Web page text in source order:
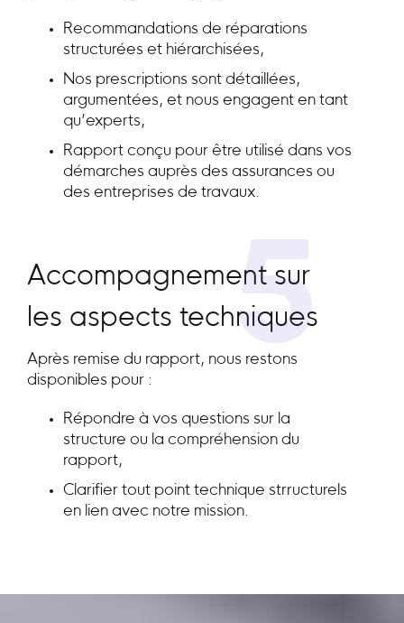
Recommandations de réparations
structurées et hiérarchisées,
Nos prescriptions sont détaillées,
argumentées, et nous engagent en tant
qu’experts,
Rapport conçu pour être utilisé dans vos
démarches auprès des assurances ou
des entreprises de travaux.
5
Accompagnement sur
les aspects techniques
Après remise du rapport, nous restons
disponibles pour :
Répondre à vos questions sur la
structure ou la compréhension du
rapport,
Clarifier tout point technique strructurels
en lien avec notre mission.